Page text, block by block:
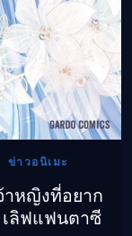
ข่าวอนิเมะ
าหญิงที่อยาก
เลิฟแฟนตาซี